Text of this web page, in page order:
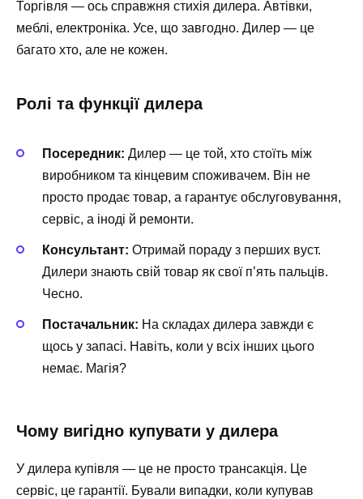
Торгівля — ось справжня стихія дилера. Автівки,
меблі, електроніка. Усе, що завгодно. Дилер — це
багато хто, але не кожен.
Ролі та функції дилера
Посередник: Дилер — це той, хто стоїть між
виробником та кінцевим споживачем. Він не
просто продає товар, а гарантує обслуговування,
сервіс, а іноді й ремонти.
Консультант: Отримай пораду з перших вуст.
Дилери знають свій товар як свої п’ять пальців.
Чесно.
Постачальник: На складах дилера завжди є
щось у запасі. Навіть, коли у всіх інших цього
немає. Магія?
Чому вигідно купувати у дилера
У дилера купівля — це не просто трансакція. Це
сервіс, це гарантії. Бували випадки, коли купував